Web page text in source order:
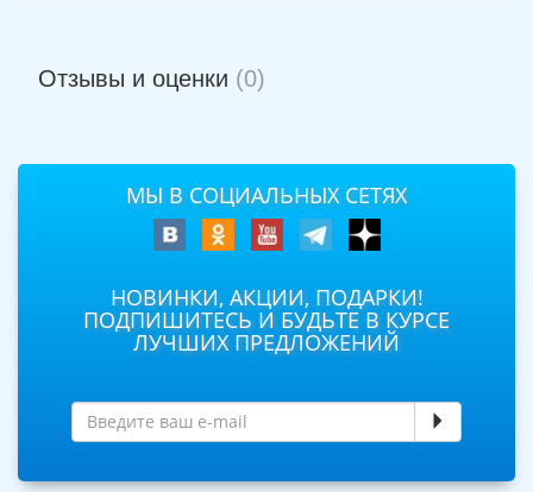
Отзывы и оценки (0)
МЫ В СОЦИАЛЬНЫХ СЕТЯХ
НОВИНКИ, АКЦИИ, ПОДАРКИ!
ПОДПИШИТЕСЬ И БУДЬТЕ В КУРСЕ
ЛУЧШИХ ПРЕДЛОЖЕНИЙ